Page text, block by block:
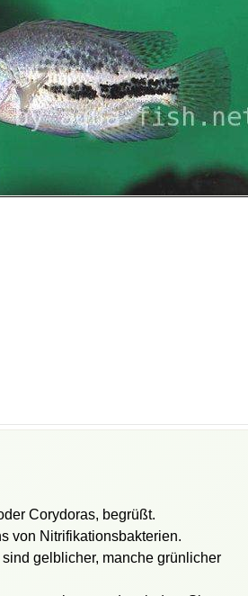
Corydoras, begrüßt.
von Nitrifikationsbakterien.
gelblicher, manche grünlicher